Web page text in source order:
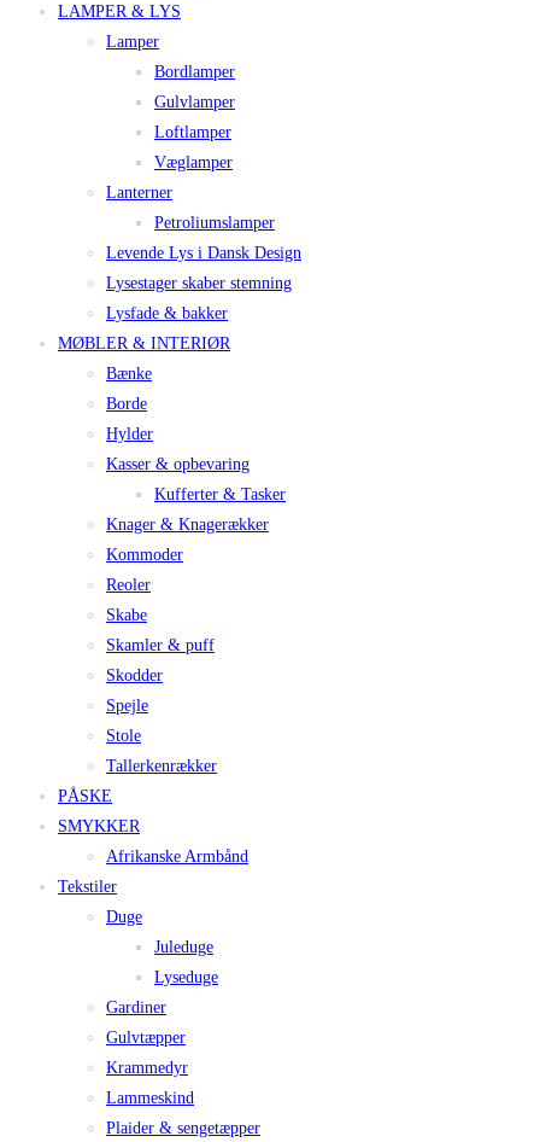
LAMPER & LYS
Lamper
Bordlamper
Gulvlamper
Loftlamper
Væglamper
Lanterner
Petroliumslamper
Levende Lys i Dansk Design
Lysestager skaber stemning
Lysfade & bakker
MØBLER & INTERIØR
Bænke
Borde
Hylder
Kasser & opbevaring
Kufferter & Tasker
Knager & Knagerækker
Kommoder
Reoler
Skabe
Skamler & puff
Skodder
Spejle
Stole
Tallerkenrækker
PÅSKE
SMYKKER
Afrikanske Armbånd
Tekstiler
Duge
Juleduge
Lyseduge
Gardiner
Gulvtæpper
Krammedyr
Lammeskind
Plaider & sengetæpper